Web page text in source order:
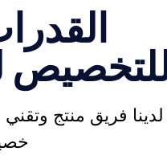
لدينا فريق منتج